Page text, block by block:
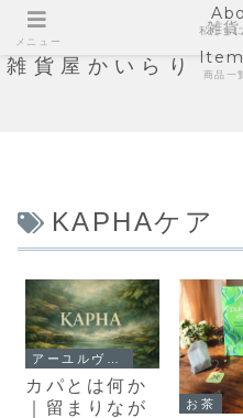
雑貨屋かいらり
私たち
商品一
KAPHAケア
カパとは何か
｜留まりなが
お茶
メニュー
雑貨